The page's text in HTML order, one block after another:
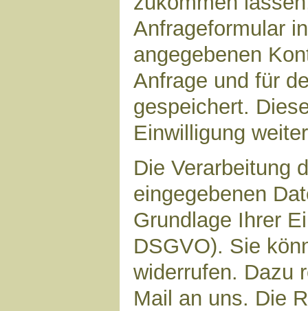
Anfrageformular
angegebenen
Anfrage und für
gespeichert.
Einwilligung
Die Verarbeitung
eingegebenen
Grundlage Ihrer
DSGVO). Sie
widerrufen. Dazu
Mail an uns. Die